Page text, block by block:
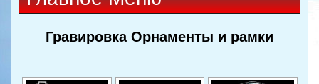
Гравировка Орнаменты и рамки